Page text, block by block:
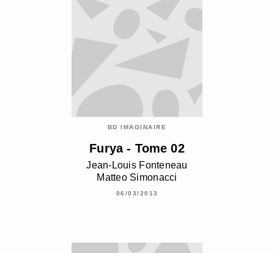
BD IMAGINAIRE
Furya - Tome 02
Jean-Louis Fonteneau
Matteo Simonacci
06/03/2013